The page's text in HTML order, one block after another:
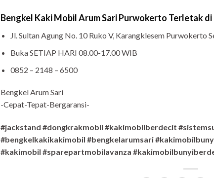
Bengkel Kaki Mobil Arum Sari Purwokerto Terletak di
Jl. Sultan Agung No. 10 Ruko V, Karangklesem Purwokerto
Buka SETIAP HARI 08.00-17.00 WIB
0852 – 2148 – 6500
Bengkel Arum Sari
-Cepat-Tepat-Bergaransi-
#jackstand #dongkrakmobil #kakimobilberdecit
#bengkelkakikakimobil #bengkelarumsari
#kakimobil #sparepartmobilavanza